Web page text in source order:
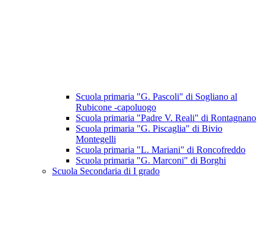
Scuola primaria "G. Pascoli" di Sogliano al
Rubicone -capoluogo
Scuola primaria "Padre V. Reali" di Rontagnano
Scuola primaria "G. Piscaglia" di Bivio
Montegelli
Scuola primaria "L. Mariani" di Roncofreddo
Scuola primaria "G. Marconi" di Borghi
Scuola Secondaria di I grado